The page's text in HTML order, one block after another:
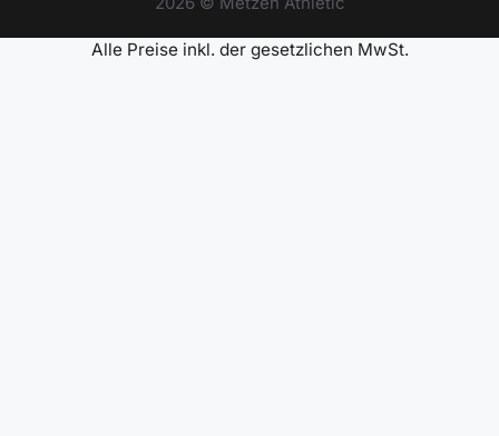
Alle Preise inkl. der gesetzlichen MwSt.